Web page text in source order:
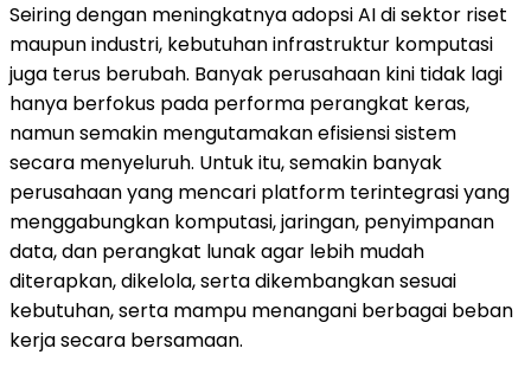
Seiring dengan meningkatnya adopsi AI di sektor riset
maupun industri, kebutuhan infrastruktur komputasi
juga terus berubah. Banyak perusahaan kini tidak lagi
hanya berfokus pada performa perangkat keras,
namun semakin mengutamakan efisiensi sistem
secara menyeluruh. Untuk itu, semakin banyak
perusahaan yang mencari platform terintegrasi yang
menggabungkan komputasi, jaringan, penyimpanan
data, dan perangkat lunak agar lebih mudah
diterapkan, dikelola, serta dikembangkan sesuai
kebutuhan, serta mampu menangani berbagai beban
kerja secara bersamaan.